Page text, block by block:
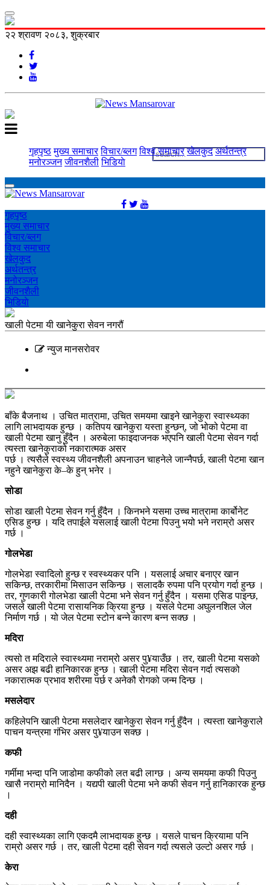
२२ श्रावण २०८३, शुक्रबार
गृहपृष्ठ मुख्य समाचार विचार/ब्लग विश्व समाचार खेलकुद अर्थतन्त्र
मनोरञ्‍जन जीवनशैली भिडियाे
गृहपृष्ठ
मुख्य समाचार
विचार/ब्लग
विश्व समाचार
खेलकुद
अर्थतन्त्र
मनोरञ्‍जन
जीवनशैली
भिडियाे
खाली पेटमा यी खानेकुरा सेवन नगरौं
न्युज मानसराेवर
बाँके बैजनाथ । उचित मात्रामा, उचित समयमा खाइने खानेकुरा स्वास्थ्यका
लागि लाभदायक हुन्छ । कतिपय खानेकुरा यस्ता हुन्छन्, जो भोको पेटमा वा
खाली पेटमा खानु हुँदैन । अरुबेला फाइदाजनक भएपनि खाली पेटमा सेवन गर्दा
त्यस्ता खानेकुराको नकारात्मक असर
पर्छ । त्यसैले स्वस्थ्य जीवनशैली अपनाउन चाहनेले जान्नैपर्छ, खाली पेटमा खान
नहुने खानेकुरा के–के हुन् भनेर ।
सोडा
सोडा खाली पेटमा सेवन गर्नु हुँदैन । किनभने यसमा उच्च मात्रामा कार्बोनेट
एसिड हुन्छ । यदि तपाईले यसलाई खाली पेटमा पिउनु भयो भने नराम्रो असर
गर्छ ।
गोलभेडा
गोलभेडा स्वादिलो हुन्छ र स्वस्थ्यकर पनि । यसलाई अचार बनाएर खान
सकिन्छ, तरकारीमा मिसाउन सकिन्छ । सलादकै रुपमा पनि प्रयोग गर्दा हुन्छ ।
तर, गुणकारी गोलभेडा खाली पेटमा भने सेवन गर्नु हुँदैन । यसमा एसिड पाइन्छ,
जसले खाली पेटमा रासायनिक क्रिया हुन्छ । यसले पेटमा अघुलनशिल जेल
निर्माण गर्छ । यो जेल पेटमा स्टोन बन्ने कारण बन्न सक्छ ।
मदिरा
त्यसो त मदिराले स्वास्थ्यमा नराम्रो असर पु¥याउँछ । तर, खाली पेटमा यसको
असर अझ बढी हानिकारक हुन्छ । खाली पेटमा मदिरा सेवन गर्दा त्यसको
नकारात्मक प्रभाव शरीरमा पर्छ र अनेकौ रोगको जन्म दिन्छ ।
मसलेदार
कहिलेपनि खाली पेटमा मसलेदार खानेकुरा सेवन गर्नु हुँदैन । त्यस्ता खानेकुराले
पाचन यन्त्रमा गंभिर असर पु¥याउन सक्छ ।
कफी
गर्मीमा भन्दा पनि जाडोमा कफीको लत बढी लाग्छ । अन्य समयमा कफी पिउनु
खासै नराम्रो मानिदैन । यद्यपी खाली पेटमा भने कफी सेवन गर्नु हानिकारक हुन्छ
।
दही
दही स्वास्थ्यका लागि एकदमै लाभदायक हुन्छ । यसले पाचन क्रियामा पनि
राम्रो असर गर्छ । तर, खाली पेटमा दही सेवन गर्दा त्यसले उल्टो असर गर्छ ।
केरा